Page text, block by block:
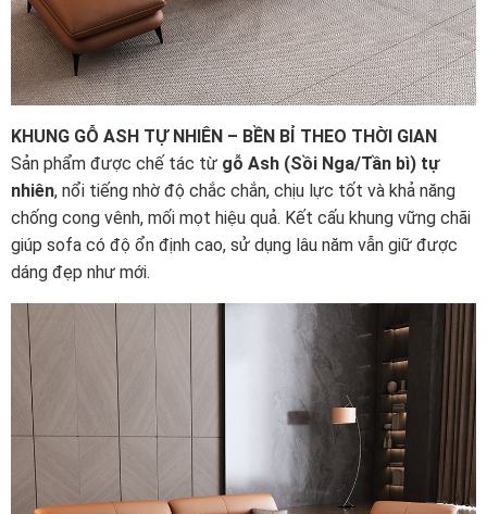
KHUNG GỖ ASH TỰ NHIÊN – BỀN BỈ THEO THỜI GIAN
Sản phẩm được chế tác từ gỗ Ash (Sồi Nga/Tần bì) tự
nhiên, nổi tiếng nhờ độ chắc chắn, chịu lực tốt và khả năng
chống cong vênh, mối mọt hiệu quả. Kết cấu khung vững chãi
giúp sofa có độ ổn định cao, sử dụng lâu năm vẫn giữ được
dáng đẹp như mới.